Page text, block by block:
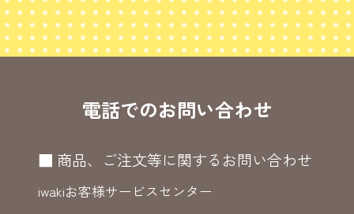
電話でのお問い合わせ
■ 商品、ご注文等に関するお問い合わせ
iwakiお客様サービスセンター